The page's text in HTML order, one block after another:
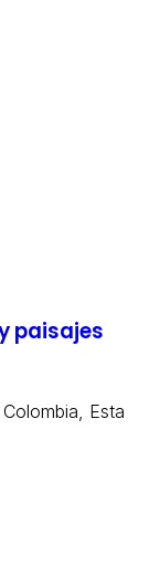
paisajes
Esta